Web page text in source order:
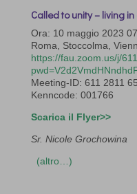
Called to unity – living
Ora: 10 maggio 2023
Roma, Stoccolma,
https://fau.zoom.us/j/
Meeting-ID: 611 2811
Kenncode: 001766
Scarica il Flyer>>
Sr. Nicole Grochowina
(altro…)